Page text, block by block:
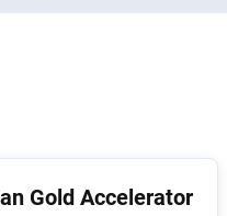
Gold Accelerator